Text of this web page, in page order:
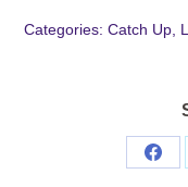
Categories: Catch Up,